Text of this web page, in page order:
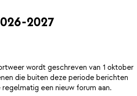
2027
wordt geschreven van 1 oktober
die buiten deze periode berichten
een nieuw forum aan.